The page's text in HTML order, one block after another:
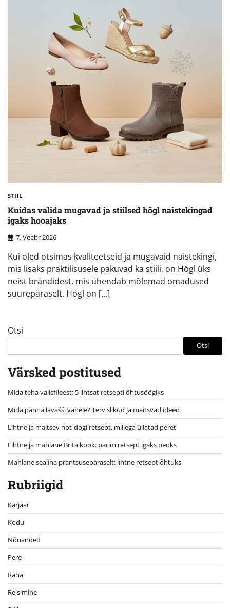
STIIL
Kuidas valida mugavad ja stiilsed hõgl naistekingad
igaks hooajaks
7. Veebr 2026
Kui oled otsimas kvaliteetseid ja mugavaid naistekingi,
mis lisaks praktilisusele pakuvad ka stiili, on Högl üks
neist brändidest, mis ühendab mõlemad omadused
suurepäraselt. Högl on […]
Otsi
Otsi
Värsked postitused
Mida teha välisfileest: 5 lihtsat retsepti õhtusöögiks
Mida panna lavašši vahele? Tervislikud ja maitsvad ideed
Lihtne ja maitsev hot-dogi retsept, millega üllatad peret
Lihtne ja mahlane Brita kook: parim retsept igaks peoks
Mahlane sealiha prantsusepäraselt: lihtne retsept õhtuks
Rubriigid
Karjäär
Kodu
Nõuanded
Pere
Raha
Reisimine